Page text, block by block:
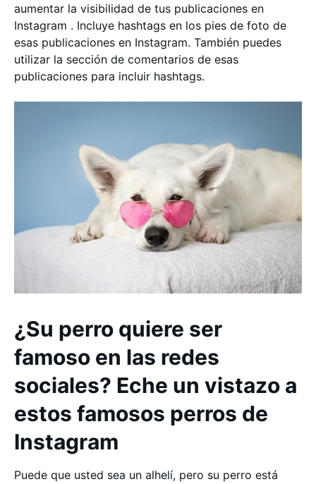
aumentar la visibilidad de tus publicaciones en
Instagram . Incluye hashtags en los pies de foto de
esas publicaciones en Instagram. También puedes
utilizar la sección de comentarios de esas
publicaciones para incluir hashtags.
¿Su perro quiere ser
famoso en las redes
sociales? Eche un vistazo a
estos famosos perros de
Instagram
Puede que usted sea un alhelí, pero su perro está